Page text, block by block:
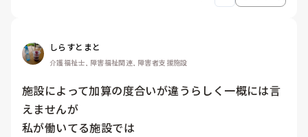
しらすとまと
介護福祉士, 障害福祉関連, 障害者支援施設
施設によって加算の度合いが違うらしく一概には言
えませんが
私が働いてる施設では